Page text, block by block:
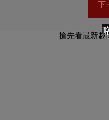
搶先看最新趣